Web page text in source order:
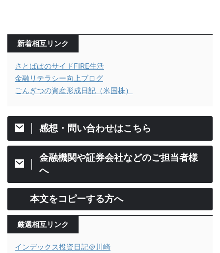
新着相互リンク
さとぱぱのサイドFIRE生活
金融リテラシー向上ブログ
ごんぎつの資産形成日記（米国株）
感想・問い合わせはこちら
金融機関や証券会社などのご担当者様
へ
本文をコピーする方へ
厳選相互リンク
インデックス投資日記＠川崎